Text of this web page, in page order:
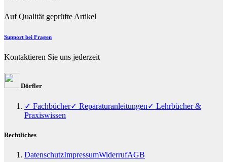
Auf Qualität geprüfte Artikel
Support bei Fragen
Kontaktieren Sie uns jederzeit
Dörfler
✓ Fachbücher✓ Reparaturanleitungen✓ Lehrbücher &
Praxiswissen
Rechtliches
DatenschutzImpressumWiderrufAGB